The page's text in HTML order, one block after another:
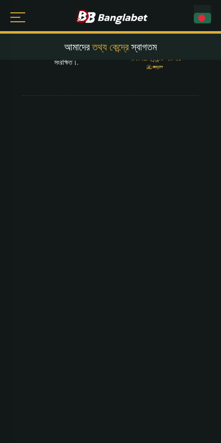
আমাদেরতথ্য কেন্দ্রেস্বাগতম
সংরক্ষিত।. অফিসিয়াল ব্র্যান্ড পার্টনার